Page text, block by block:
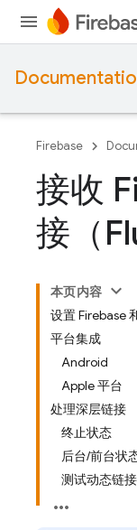
Firebase
接收
接（
本页内容
设置 Firebase
平台集成
Android
Apple 平台
处理深层链接
终止状态
后台/前台状
测试动态链接